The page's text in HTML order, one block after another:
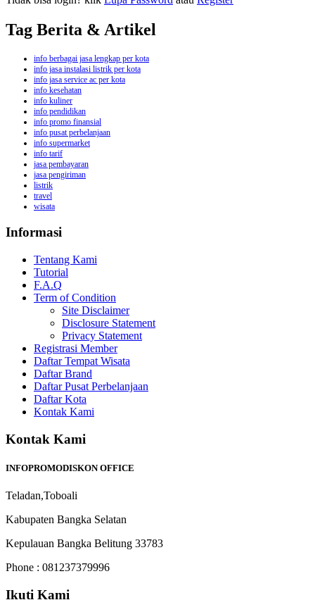
Tag Berita & Artikel
info berbagai jasa lengkap per kota
info jasa instalasi listrik per kota
info jasa service ac per kota
info kesehatan
info kuliner
info pendidikan
info promo finansial
info pusat perbelanjaan
info supermarket
info tarif
jasa pembayaran
jasa pengiriman
listrik
travel
wisata
Informasi
Tentang Kami
Tutorial
F.A.Q
Term of Condition
Site Disclaimer
Disclosure Statement
Privacy Statement
Registrasi Member
Daftar Tempat Wisata
Daftar Brand
Daftar Pusat Perbelanjaan
Daftar Kota
Kontak Kami
Kontak Kami
INFOPROMODISKON OFFICE
Teladan,Toboali
Kabupaten Bangka Selatan
Kepulauan Bangka Belitung 33783
Phone : 081237379996
Ikuti Kami